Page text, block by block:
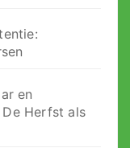
en
Herfst als